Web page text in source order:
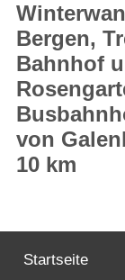
Rathaus
Natur – Kultur
Wirtschaft
Bergen,
Bahnhof
von
10 km
Startseite